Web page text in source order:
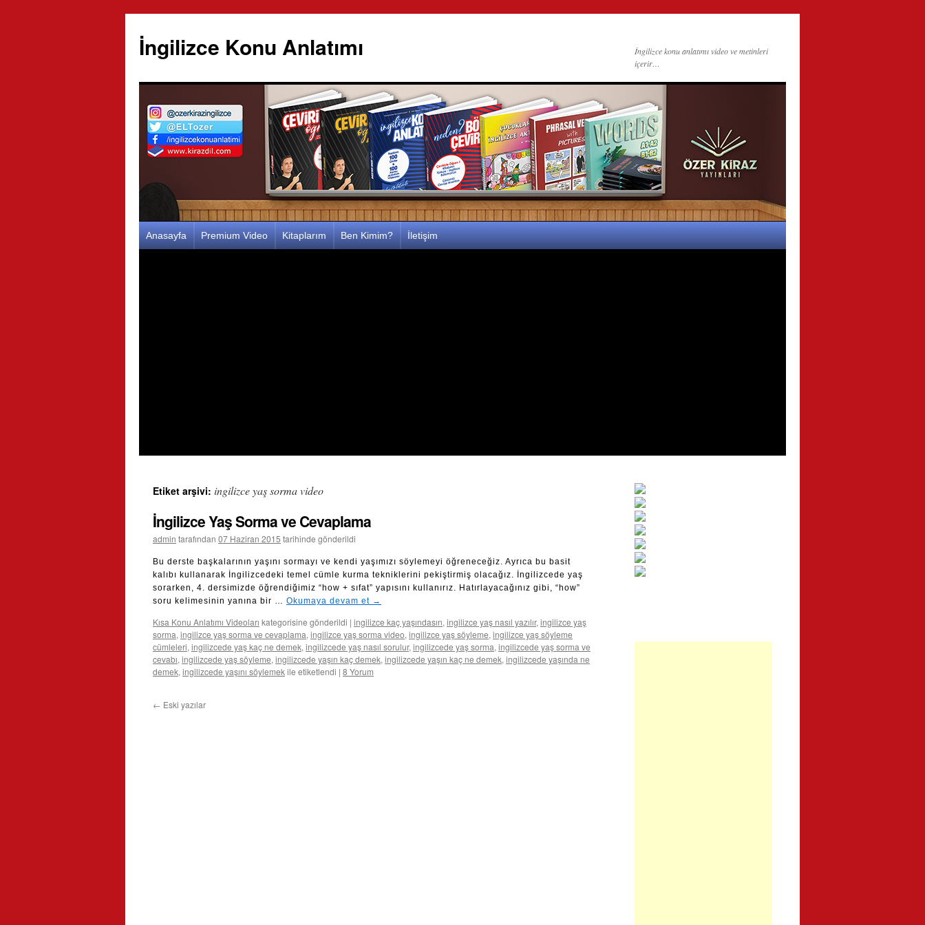
İngilizce Konu Anlatımı
İngilizce konu anlatımı video ve metinleri
içerir…
İçeriğe
Anasayfa Premium Video Kitaplarım Ben Kimim? İletişim
Etiket arşivi: ingilizce yaş sorma video
İngilizce Yaş Sorma ve Cevaplama
admin tarafından 07 Haziran 2015 tarihinde gönderildi
Bu derste başkalarının yaşını sormayı ve kendi yaşımızı söylemeyi öğreneceğiz. Ayrıca bu basit
kalıbı kullanarak İngilizcedeki temel cümle kurma tekniklerini pekiştirmiş olacağız. İngilizcede yaş
sorarken, 4. dersimizde öğrendiğimiz “how + sıfat” yapısını kullanırız. Hatırlayacağınız gibi, “how”
soru kelimesinin yanına bir … Okumaya devam et →
Kısa Konu Anlatımı Videoları kategorisine gönderildi | ingilizce kaç yaşındasın, ingilizce yaş nasıl yazılır, ingilizce yaş
sorma, ingilizce yaş sorma ve cevaplama, ingilizce yaş sorma video, ingilizce yaş söyleme, ingilizce yaş söyleme
cümleleri, ingilizcede yaş kaç ne demek, ingilizcede yaş nasıl sorulur, ingilizcede yaş sorma, ingilizcede yaş sorma ve
cevabı, ingilizcede yaş söyleme, ingilizcede yaşın kaç demek, ingilizcede yaşın kaç ne demek, ingilizcede yaşında ne
demek, ingilizcede yaşını söylemekile etiketlendi | 8 Yorum
← Eski yazılar